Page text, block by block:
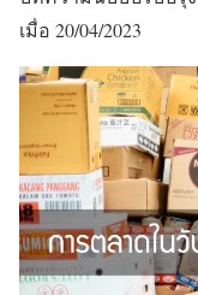
เมื่อ 20/04/2023